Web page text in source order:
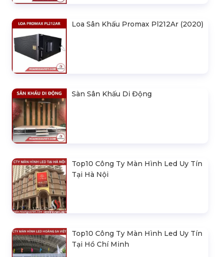
Loa Sân Khấu Promax Pl212Ar (2020)
Sàn Sân Khấu Di Động
Top10 Công Ty Màn Hình Led Uy Tín
Tại Hà Nội
Top10 Công Ty Màn Hình Led Uy Tín
Tại Hồ Chí Minh